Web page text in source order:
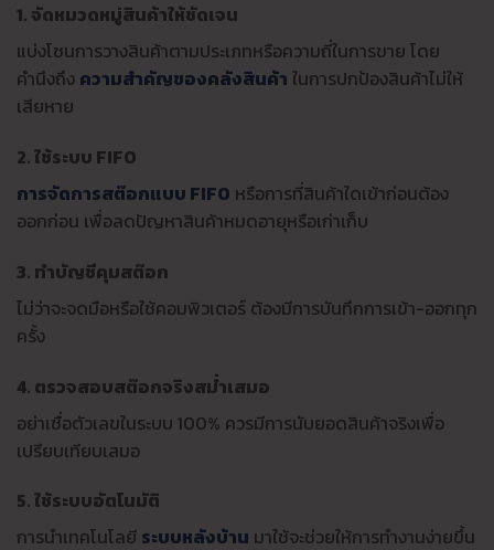
1. จัดหมวดหมู่สินค้าให้ชัดเจน
แบ่งโซนการวางสินค้าตามประเภทหรือความถี่ในการขาย โดย
คำนึงถึง ความสำคัญของคลังสินค้า ในการปกป้องสินค้าไม่ให้
เสียหาย
2. ใช้ระบบ FIFO
การจัดการสต๊อกแบบ FIFO หรือการที่สินค้าใดเข้าก่อนต้อง
ออกก่อน เพื่อลดปัญหาสินค้าหมดอายุหรือเก่าเก็บ
3. ทำบัญชีคุมสต๊อก
ไม่ว่าจะจดมือหรือใช้คอมพิวเตอร์ ต้องมีการบันทึกการเข้า-ออกทุก
ครั้ง
4. ตรวจสอบสต๊อกจริงสม่ำเสมอ
อย่าเชื่อตัวเลขในระบบ 100% ควรมีการนับยอดสินค้าจริงเพื่อ
เปรียบเทียบเสมอ
5. ใช้ระบบอัตโนมัติ
การนำเทคโนโลยี ระบบหลังบ้าน มาใช้จะช่วยให้การทำงานง่ายขึ้น